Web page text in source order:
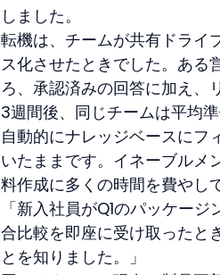
しました。
転機は、チームが共有ドライ
ス化させたときでした。ある
ろ、承認済みの回答に加え、
3週間後、同じチームは平均
自動的にナレッジベースにフ
いたままです。イネーブルメ
料作成に多くの時間を費やし
「新入社員がQ1のパッケー
合比較を即座に受け取ったと
とを知りました。」